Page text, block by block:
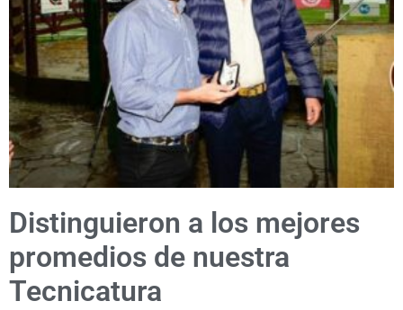
Distinguieron a los mejores
promedios de nuestra
Tecnicatura